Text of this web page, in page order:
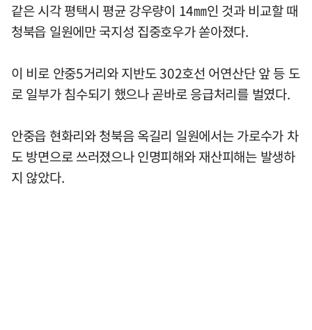
같은 시각 평택시 평균 강우량이 14㎜인 것과 비교할 때
청북읍 일원에만 국지성 집중호우가 쏟아졌다.
이 비로 안중5거리와 지반도 302호선 어연산단 앞 등 도
로 일부가 침수되기 했으나 곧바로 응급처리를 벌였다.
안중읍 현화리와 청북음 옥길리 일원에서는 가로수가 차
도 방면으로 쓰러졌으나 인명피해와 재산피해는 발생하
지 않았다.